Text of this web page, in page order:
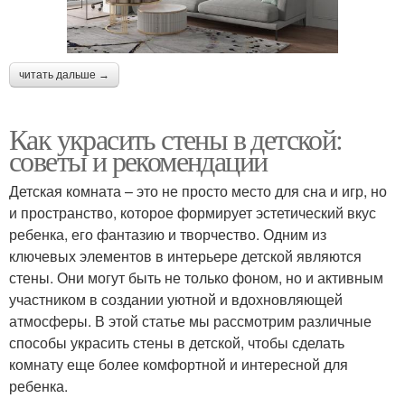
читать дальше →
Как украсить стены в детской:
советы и рекомендации
Детская комната – это не просто место для сна и игр, но
и пространство, которое формирует эстетический вкус
ребенка, его фантазию и творчество. Одним из
ключевых элементов в интерьере детской являются
стены. Они могут быть не только фоном, но и активным
участником в создании уютной и вдохновляющей
атмосферы. В этой статье мы рассмотрим различные
способы украсить стены в детской, чтобы сделать
комнату еще более комфортной и интересной для
ребенка.